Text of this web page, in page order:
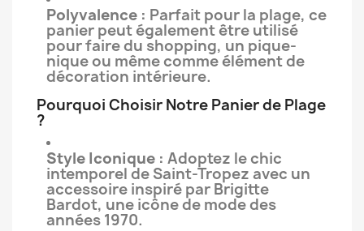
Polyvalence : Parfait pour la plage, ce
panier peut également être utilisé
pour faire du shopping, un pique-
nique ou même comme élément de
décoration intérieure.
Pourquoi Choisir Notre Panier de Plage
?
Style Iconique : Adoptez le chic
intemporel de Saint-Tropez avec un
accessoire inspiré par Brigitte
Bardot, une icône de mode des
années 1970.